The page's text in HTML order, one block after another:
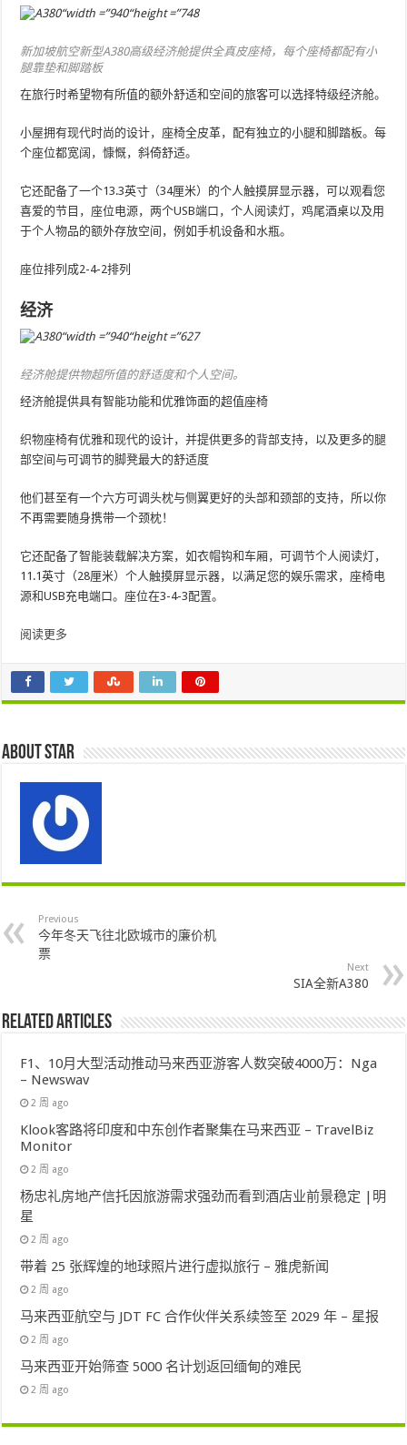
新加坡航空新型A380高级经济舱提供全真皮座椅，每个座椅都配有小
腿靠垫和脚踏板
在旅行时希望物有所值的额外舒适和空间的旅客可以选择特级经济舱。
小屋拥有现代时尚的设计，座椅全皮革，配有独立的小腿和脚踏板。每
个座位都宽阔，慷慨，斜倚舒适。
它还配备了一个13.3英寸（34厘米）的个人触摸屏显示器，可以观看您
喜爱的节目，座位电源，两个USB端口，个人阅读灯，鸡尾酒桌以及用
于个人物品的额外存放空间，例如手机设备和水瓶。
座位排列成2-4-2排列
经济
经济舱提供物超所值的舒适度和个人空间。
经济舱提供具有智能功能和优雅饰面的超值座椅
织物座椅有优雅和现代的设计，并提供更多的背部支持，以及更多的腿
部空间与可调节的脚凳最大的舒适度
他们甚至有一个六方可调头枕与侧翼更好的头部和颈部的支持，所以你
不再需要随身携带一个颈枕！
它还配备了智能装载解决方案，如衣帽钩和车厢，可调节个人阅读灯，
11.1英寸（28厘米）个人触摸屏显示器，以满足您的娱乐需求，座椅电
源和USB充电端口。座位在3-4-3配置。
阅读更多
About star
Previous
今年冬天飞往北欧城市的廉价机
票
Next
SIA全新A380
Related Articles
F1、10月大型活动推动马来西亚游客人数突破4000万：Nga
– Newswav
2 周 ago
Klook客路将印度和中东创作者聚集在马来西亚 – TravelBiz
Monitor
2 周 ago
杨忠礼房地产信托因旅游需求强劲而看到酒店业前景稳定 |明
星
2 周 ago
带着 25 张辉煌的地球照片进行虚拟旅行 – 雅虎新闻
2 周 ago
马来西亚航空与 JDT FC 合作伙伴关系续签至 2029 年 – 星报
2 周 ago
马来西亚开始筛查 5000 名计划返回缅甸的难民
2 周 ago